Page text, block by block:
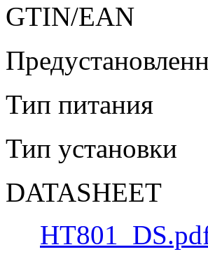
GTIN/EAN
Тип питания
Тип установки
DATASHEET